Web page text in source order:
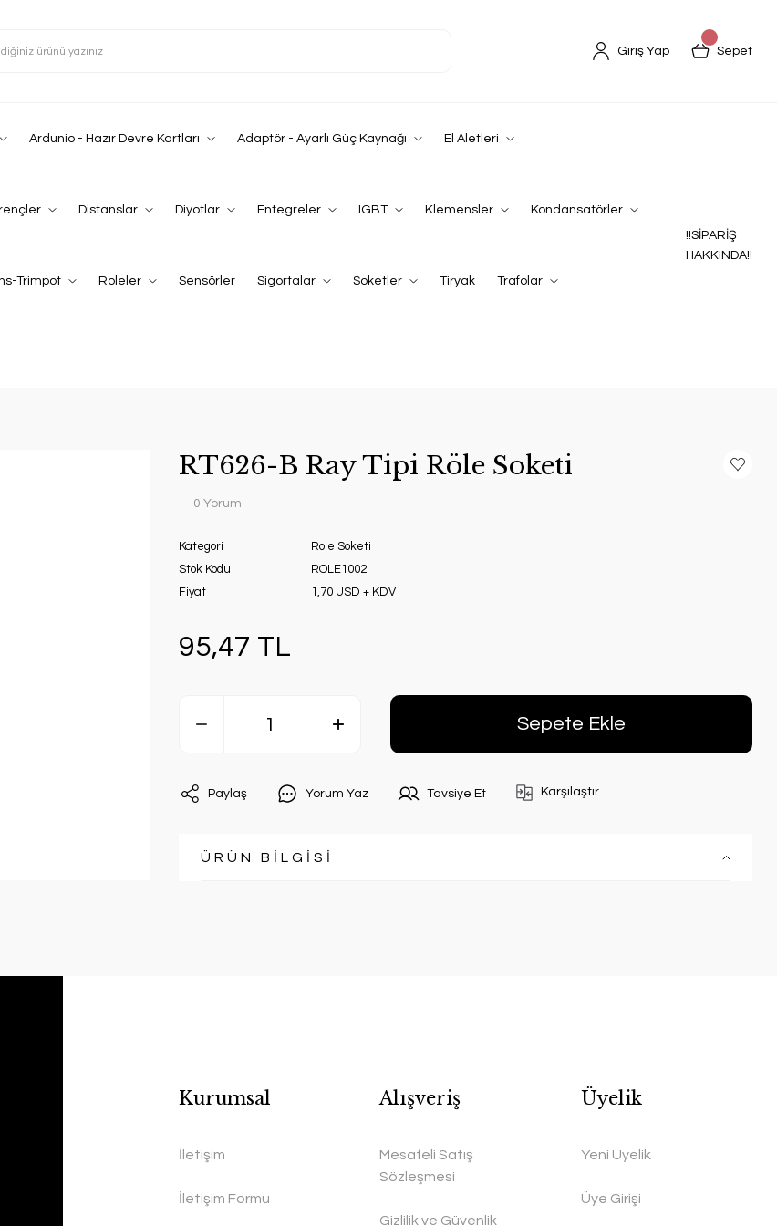
Giriş Yap Sepet
Ardunio - Hazır Devre Kartları Adaptör - Ayarlı Güç Kaynağı El Aletleri
Distanslar Diyotlar Entegreler IGBT Klemensler Kondansatörler
Trimpot Roleler Sensörler Sigortalar Soketler Tiryak Trafolar
!!SİPARİŞ
HAKKINDA!!
RT626-B Ray Tipi Röle Soketi
0 Yorum
Kategori
Role Soketi
Stok Kodu
ROLE1002
Fiyat
1,70 USD + KDV
95,47 TL
Sepete Ekle
Paylaş Yorum Yaz Tavsiye Et Karşılaştır
ÜRÜN BİLGİSİ
Kurumsal
İletişim
İletişim Formu
Alışveriş
Mesafeli Satış
Sözleşmesi
Gizlilik ve Güvenlik
Üyelik
Yeni Üyelik
Üye Girişi